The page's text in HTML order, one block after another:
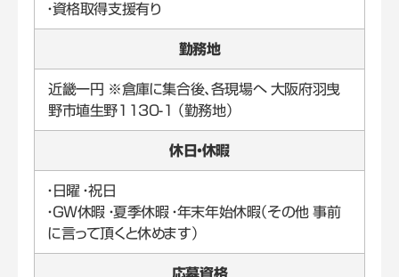
・資格取得支援有り
勤務地
近畿一円 ※倉庫に集合後、各現場へ 大阪府羽曳
野市埴生野1130-1 （勤務地）
休日・休暇
・日曜 ・祝日
・GW休暇 ・夏季休暇 ・年末年始休暇（その他 事前
に言って頂くと休めます）
応募資格